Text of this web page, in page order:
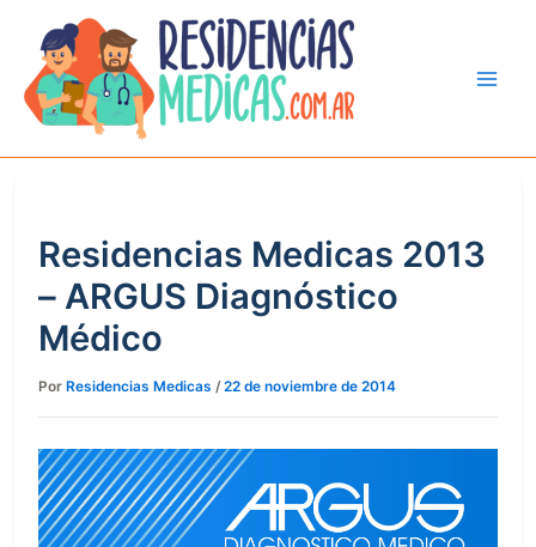
contenido
Residencias Medicas 2013
– ARGUS Diagnóstico
Médico
Por Residencias Medicas /22 de noviembre de 2014